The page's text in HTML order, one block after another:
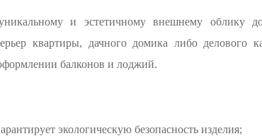
и эстетичному внешнему облику
квартиры, дачного домика либо делового
балконов и лоджий.
экологическую безопасность изделия;